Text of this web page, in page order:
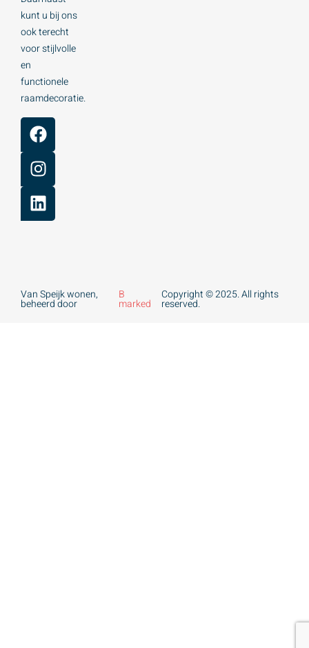
kunt u bij ons
ook terecht
voor stijlvolle
en
functionele
raamdecoratie.
Van Speijk wonen,
beheerd door
B
marked
Copyright © 2025. All rights
reserved.